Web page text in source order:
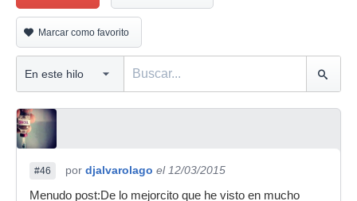
Marcar como favorito
#46 por djalvarolago el 12/03/2015
Menudo post:De lo mejorcito que he visto en mucho